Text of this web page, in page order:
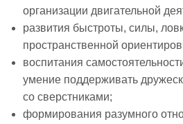
организации двигательной
развития быстроты, силы,
пространственной
воспитания
умение поддерживать
со сверстниками;
формирования разумного